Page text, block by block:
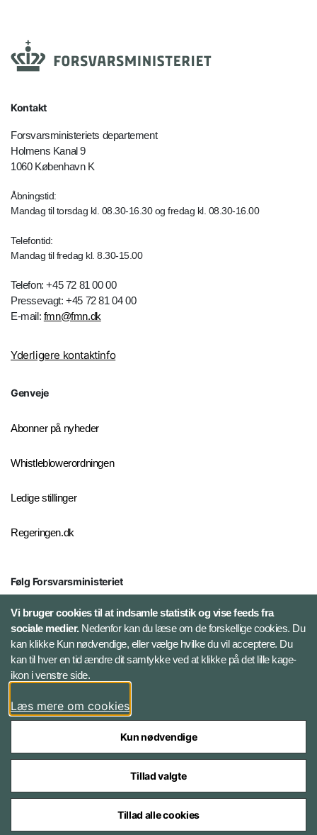
Kontakt
Forsvarsministeriets departement
Holmens Kanal 9
1060 København K
Åbningstid:
Mandag til torsdag kl. 08.30-16.30 og fredag kl. 08.30-16.00
Telefontid:
Mandag til fredag kl. 8.30-15.00
Telefon: +45 72 81 00 00
Pressevagt: +45 72 81 04 00
E-mail: fmn@fmn.dk
Yderligere kontaktinfo
Genveje
Abonner på nyheder
Whistleblowerordningen
Ledige stillinger
Regeringen.dk
Følg Forsvarsministeriet
X
LinkedIn
Instagram
Styrelser og myndigheder under Forsvarsministeriet
Vi bruger cookies til at indsamle statistik og vise feeds fra
sociale medier.Nedenfor kan du læse om de forskellige cookies. Du
kan klikke Kun nødvendige, eller vælge hvilke du vil acceptere. Du
kan til hver en tid ændre dit samtykke ved at klikke på det lille kage-
ikon i venstre side.
Læs mere om cookies
Kun nødvendige
Tillad valgte
Tillad alle cookies